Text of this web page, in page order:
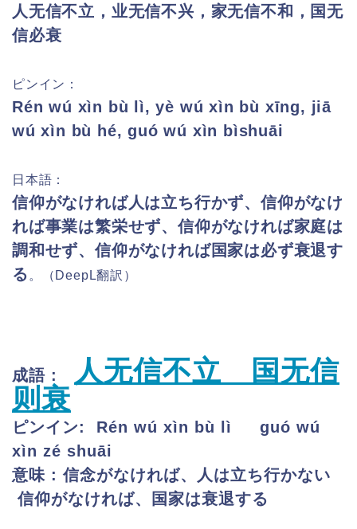
人无信不立，业无信不兴，家无信不和，国无
信必衰
ピンイン：
Rén wú xìn bù lì, yè wú xìn bù xīng, jiā
wú xìn bù hé, guó wú xìn bìshuāi
日本語：
信仰がなければ人は立ち行かず、信仰がなけ
れば事業は繁栄せず、信仰がなければ家庭は
調和せず、信仰がなければ国家は必ず衰退す
る 。（DeepL翻訳）
成語 : 人无信不立
国无信
则衰
ピンイン: Rén wú xìn bù lì guó wú
xìn zé shuāi
意味 : 信念がなければ、人は立ち行かない
信仰がなければ、国家は衰退する